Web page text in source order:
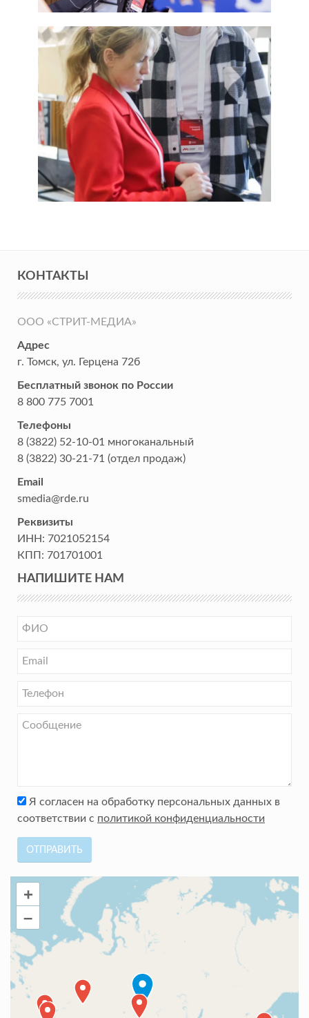
КОНТАКТЫ
ООО «СТРИТ-МЕДИА»
Адрес
г. Томск, ул. Герцена 72б
Бесплатный звонок по России
8 800 775 7001
Телефоны
8 (3822) 52-10-01 многоканальный
8 (3822) 30-21-71 (отдел продаж)
Email
smedia@rde.ru
Реквизиты
ИНН: 7021052154
КПП: 701701001
НАПИШИТЕ НАМ
Я согласен на обработку персональных данных в
соответствии с политикой конфиденциальности
ОТПРАВИТЬ
+
–